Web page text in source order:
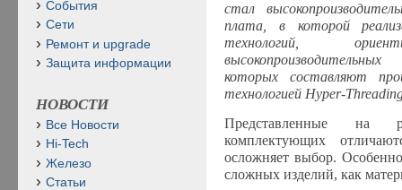
стал
плата, в которой
технологий,
которых составляют
технологией Hyper-
Представленные на
комплектующих
осложняет выбор.
сложных изделий, как
События
Сети
Ремонт и upgrade
Защита информации
НОВОСТИ
Все Новости
Hi-Tech
Железо
Статьи